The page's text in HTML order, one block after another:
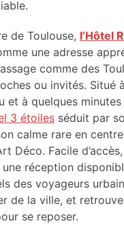
de Toulouse, l’Hôtel
une adresse
comme des
ou invités. Situé
et à quelques
3 étoiles séduit par
calme rare en
Déco. Facile
réception
des voyageurs
de la ville, et
se reposer.